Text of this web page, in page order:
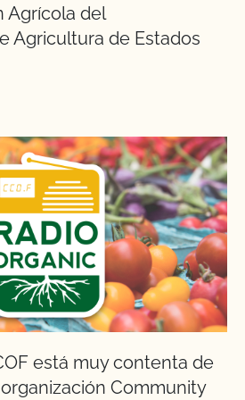
Agrícola del
Agricultura de Estados
está muy contenta de
Community